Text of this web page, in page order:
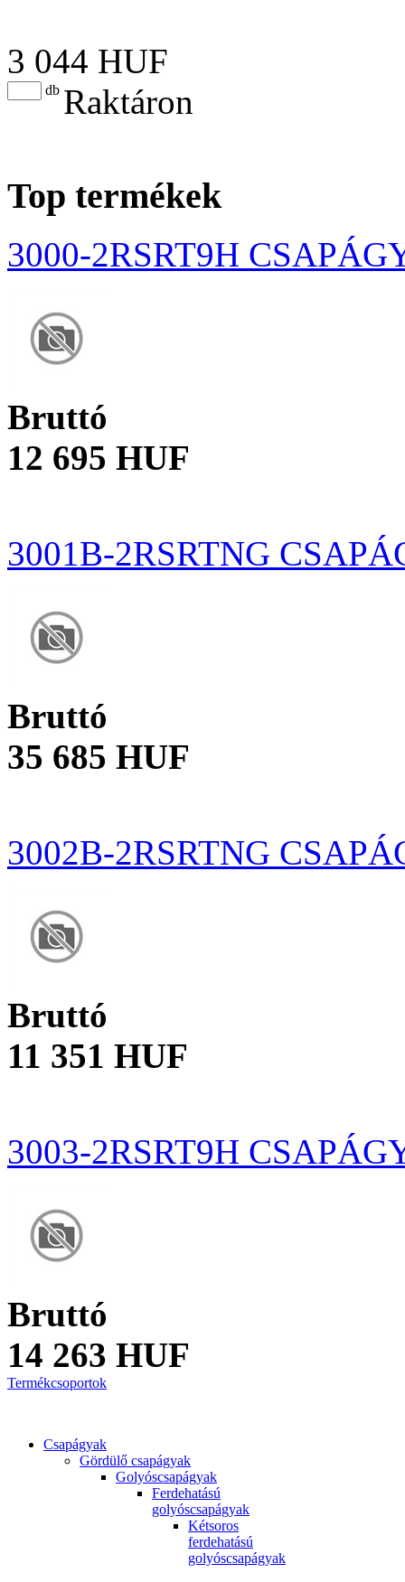
3 044 HUF
db Raktáron
Top termékek
3000-2RSRT9H
Bruttó
12 695 HUF
3001B-2RSRTNG
Bruttó
35 685 HUF
3002B-2RSRTNG
Bruttó
11 351 HUF
3003-2RSRT9H
Bruttó
14 263 HUF
Termékcsoportok
Csapágyak
Gördülő csapágyak
Golyóscsapágyak
Ferdehatású
golyóscsapágyak
Kétsoros
ferdehatású
golyóscsapágyak